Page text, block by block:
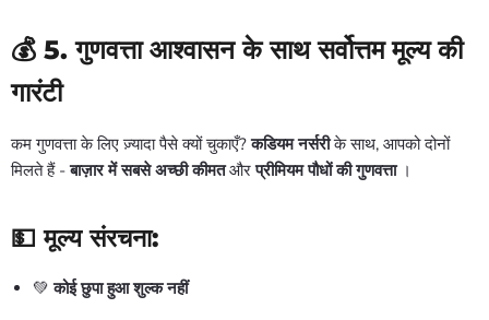
💰 5. गुणवत्ता आश्वासन के साथ सर्वोत्तम मूल्य की
गारंटी
कम गुणवत्ता के लिए ज़्यादा पैसे क्यों चुकाएँ?कडियम नर्सरीके साथ, आपको दोनों
मिलते हैं -बाज़ार में सबसे अच्छी कीमतऔरप्रीमियम पौधों की गुणवत्ता।
💵 मूल्य संरचना:
💚कोई छुपा हुआ शुल्क नहीं